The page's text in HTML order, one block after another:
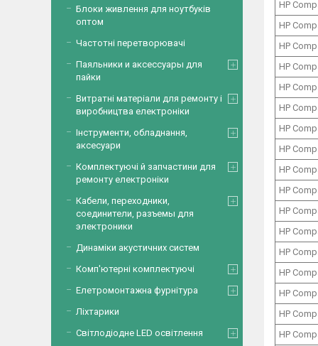
HP
HP
HP
HP
HP
HP
HP
HP
HP
HP
HP
HP
HP
HP
HP
HP
HP
Блоки живлення для ноутбуків
оптом
Частотні перетворювачі
Паяльники и аксессуары для
пайки
Витратні матеріали для ремонту і
виробництва електроніки
Інструменти, обладнання,
аксесуари
Комплектуючі й запчастини для
ремонту електроніки
Кабели, переходники,
соединители, разъемы для
электроники
Динаміки акустичних систем
Комп'ютерні комплектуючі
Елетромонтажна фурнітура
Ліхтарики
Світлодіодне LED освітлення